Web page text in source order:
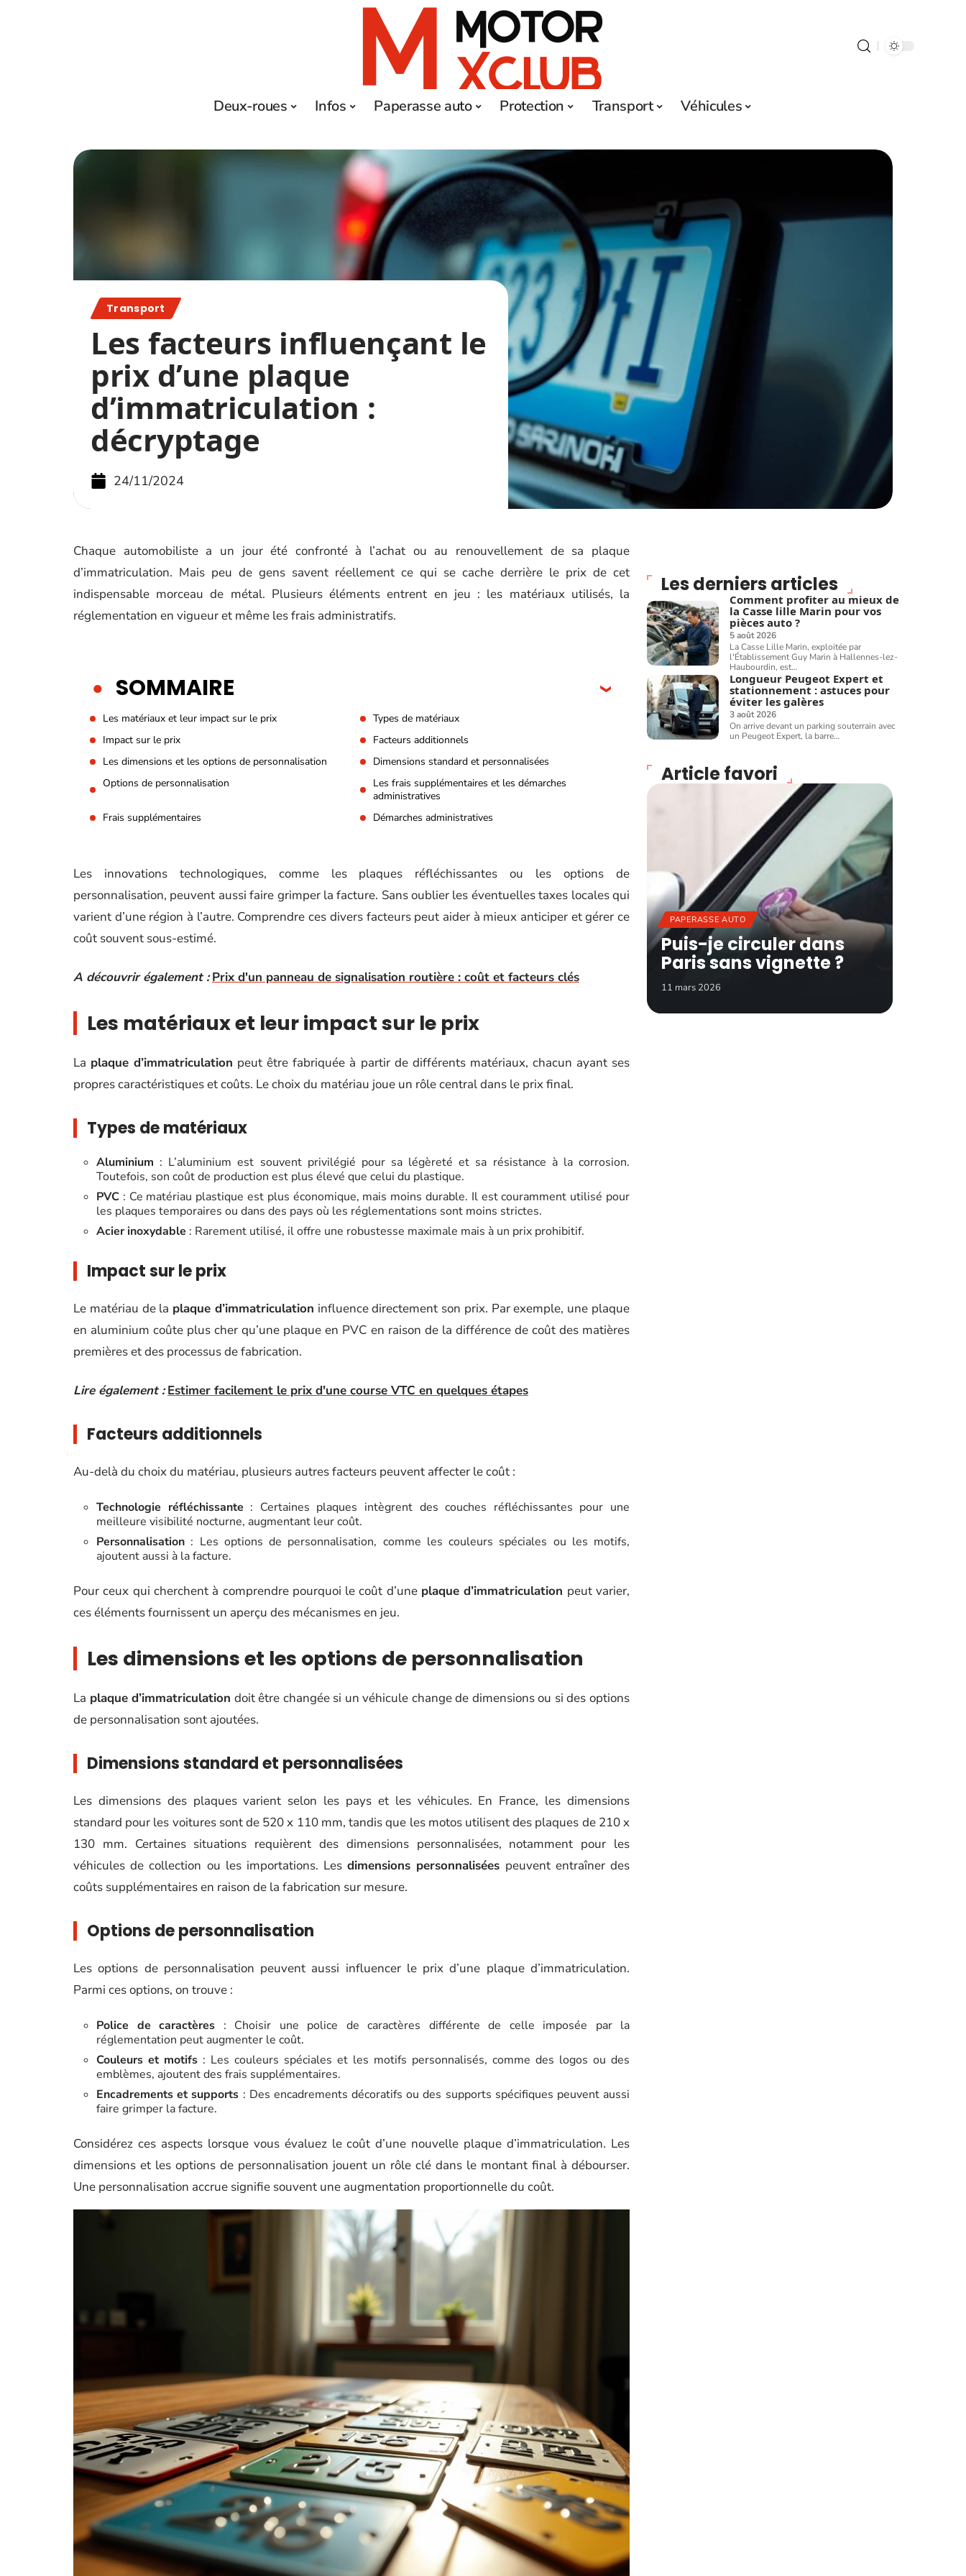
Deux-roues Infos Paperasse auto Protection Transport Véhicules
Transport
Les facteurs influençant le
prix d’une plaque
d’immatriculation :
décryptage
24/11/2024
Chaque automobiliste a un jour été confronté à l’achat ou au renouvellement de sa plaque
d’immatriculation. Mais peu de gens savent réellement ce qui se cache derrière le prix de cet
indispensable morceau de métal. Plusieurs éléments entrent en jeu : les matériaux utilisés, la
réglementation en vigueur et même les frais administratifs.
SOMMAIRE
Les matériaux et leur impact sur le prix
Types de matériaux
Impact sur le prix
Facteurs additionnels
Les dimensions et les options de personnalisation
Dimensions standard et personnalisées
Options de personnalisation
Les frais supplémentaires et les démarches
administratives
Frais supplémentaires
Démarches administratives
Les innovations technologiques, comme les plaques réfléchissantes ou les options de
personnalisation, peuvent aussi faire grimper la facture. Sans oublier les éventuelles taxes locales qui
varient d’une région à l’autre. Comprendre ces divers facteurs peut aider à mieux anticiper et gérer ce
coût souvent sous-estimé.
A découvrir également : Prix d'un panneau de signalisation routière : coût et facteurs clés
Les matériaux et leur impact sur le prix
La plaque d’immatriculation peut être fabriquée à partir de différents matériaux, chacun ayant ses
propres caractéristiques et coûts. Le choix du matériau joue un rôle central dans le prix final.
Types de matériaux
Aluminium : L’aluminium est souvent privilégié pour sa légèreté et sa résistance à la corrosion.
Toutefois, son coût de production est plus élevé que celui du plastique.
PVC : Ce matériau plastique est plus économique, mais moins durable. Il est couramment utilisé pour
les plaques temporaires ou dans des pays où les réglementations sont moins strictes.
Acier inoxydable : Rarement utilisé, il offre une robustesse maximale mais à un prix prohibitif.
Impact sur le prix
Le matériau de la plaque d’immatriculation influence directement son prix. Par exemple, une plaque
en aluminium coûte plus cher qu’une plaque en PVC en raison de la différence de coût des matières
premières et des processus de fabrication.
Lire également : Estimer facilement le prix d'une course VTC en quelques étapes
Facteurs additionnels
Au-delà du choix du matériau, plusieurs autres facteurs peuvent affecter le coût :
Technologie réfléchissante : Certaines plaques intègrent des couches réfléchissantes pour une
meilleure visibilité nocturne, augmentant leur coût.
Personnalisation : Les options de personnalisation, comme les couleurs spéciales ou les motifs,
ajoutent aussi à la facture.
Pour ceux qui cherchent à comprendre pourquoi le coût d’une plaque d’immatriculation peut varier,
ces éléments fournissent un aperçu des mécanismes en jeu.
Les dimensions et les options de personnalisation
La plaque d’immatriculation doit être changée si un véhicule change de dimensions ou si des options
de personnalisation sont ajoutées.
Dimensions standard et personnalisées
Les dimensions des plaques varient selon les pays et les véhicules. En France, les dimensions
standard pour les voitures sont de 520 x 110 mm, tandis que les motos utilisent des plaques de 210 x
130 mm. Certaines situations requièrent des dimensions personnalisées, notamment pour les
véhicules de collection ou les importations. Lesdimensions personnalisées peuvent entraîner des
coûts supplémentaires en raison de la fabrication sur mesure.
Options de personnalisation
Les options de personnalisation peuvent aussi influencer le prix d’une plaque d’immatriculation.
Parmi ces options, on trouve :
Police de caractères : Choisir une police de caractères différente de celle imposée par la
réglementation peut augmenter le coût.
Couleurs et motifs : Les couleurs spéciales et les motifs personnalisés, comme des logos ou des
emblèmes, ajoutent des frais supplémentaires.
Encadrements et supports : Des encadrements décoratifs ou des supports spécifiques peuvent aussi
faire grimper la facture.
Considérez ces aspects lorsque vous évaluez le coût d’une nouvelle plaque d’immatriculation. Les
dimensions et les options de personnalisation jouent un rôle clé dans le montant final à débourser.
Une personnalisation accrue signifie souvent une augmentation proportionnelle du coût.
Les derniers articles
Comment profiter au mieux de
la Casse lille Marin pour vos
pièces auto ?
5 août 2026
La Casse Lille Marin, exploitée par
l'Établissement Guy Marin à Hallennes-lez-
Haubourdin, est…
Longueur Peugeot Expert et
stationnement : astuces pour
éviter les galères
3 août 2026
On arrive devant un parking souterrain avec
un Peugeot Expert, la barre…
Article favori
PAPERASSE AUTO
Puis-je circuler dans
Paris sans vignette ?
11 mars 2026